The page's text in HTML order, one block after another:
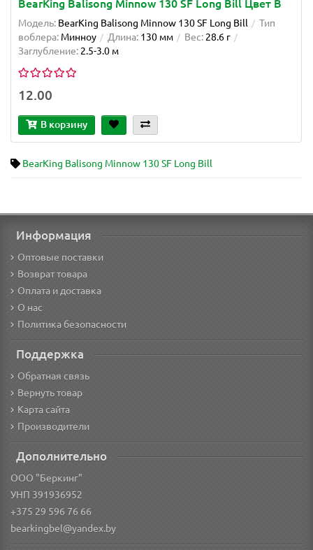
BearKing Balisong Minnow 130 SF Long Bill Цвет B
Модель: BearKing Balisong Minnow 130 SF Long Bill
Тип
воблера: Минноу Длина: 130 мм Вес: 28.6 г
Заглубление: 2.5-3.0 м
12.00
В корзину
BearKing Balisong Minnow 130 SF Long Bill
Информация
Оптовые поставки
Возврат товара
Оплата и доставка
О нас
Политика безопасности
Поддержка
Обратная связь
Вернуть товар
Карта сайта
Производители
Дополнительно
ООО "Беркинг"
УНП 391936952
+375 29 596 76 66
bearkingbel@yandex.by